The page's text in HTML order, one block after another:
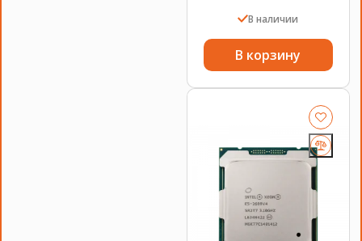
Оперативная память DDR4 64GB (16GB x 4шт.) — это
гарантия быстродействия и стабильной работы вашего
компьютера. Она обеспечивает высокую скорость
передачи данных и позволяет работать с большими
Основные характеристики оперативной памяти DDR4 64GB:
В наличии
В корзину